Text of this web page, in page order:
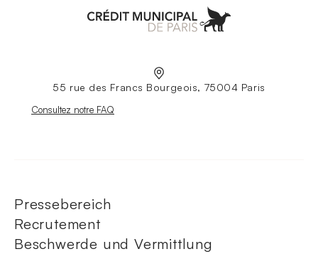
55 rue des Francs Bourgeois, 75004 Paris
Nouvelle fenêtre
Consultez notre FAQ
Pressebereich
Recrutement
Beschwerde und Vermittlung